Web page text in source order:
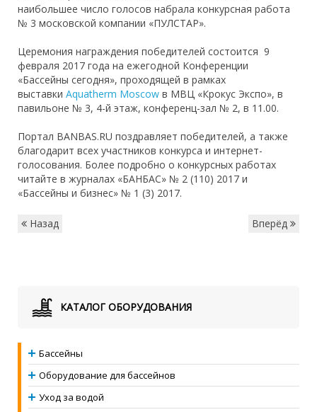
наибольшее число голосов набрала конкурсная работа
№ 3 московской компании «ПУЛСТАР».
Церемония награждения победителей состоится 9
февраля 2017 года на ежегодной Конференции
«Бассейны сегодня», проходящей в рамках
выставки Aquatherm Moscow в МВЦ «Крокус Экспо», в
павильоне № 3, 4-й этаж, конференц-зал № 2, в 11.00.
Портал BANBAS.RU поздравляет победителей, а также
благодарит всех участников конкурса и интернет-
голосования. Более подробно о конкурсных работах
читайте в журналах «БАНБАС» № 2 (110) 2017 и
«Бассейны и бизнес» № 1 (3) 2017.
Назад Вперёд
КАТАЛОГ ОБОРУДОВАНИЯ
Бассейны
Оборудование для бассейнов
Уход за водой